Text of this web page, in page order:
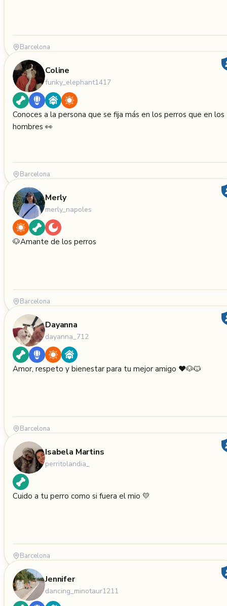
Barcelona
Coline
funky_elephant1417
Conoces a la persona que se fija más en los perros que en los
hombres 👀
Barcelona
Merly
merly_napoles
🐶Amante de los perros
Barcelona
Dayanna
dayanna_712
Amor, respeto y bienestar para tu mejor amigo ❤️🐶🐱
Barcelona
Isabela Martins
perritolandia_
Cuido a tu perro como si fuera el mio 💛
Barcelona
Jennifer
dancing_minotaur1211